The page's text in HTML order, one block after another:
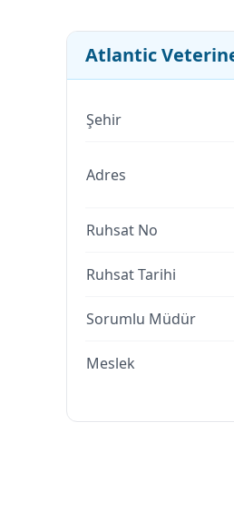
Atlantic
Şehir
Adres
Ruhsat No
Ruhsat Tarihi
Sorumlu Müdür
Meslek